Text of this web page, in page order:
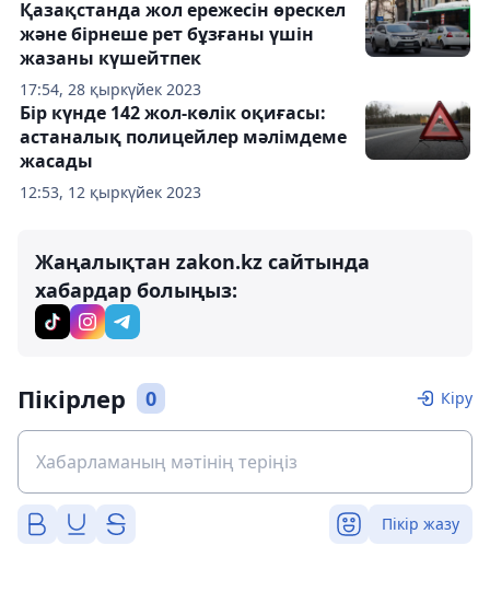
17:54, 28 қыркүйек 2023
Қазақстанда жол ережесін өрескел
және бірнеше рет бұзғаны үшін
жазаны күшейтпек
12:53, 12 қыркүйек 2023
Бір күнде 142 жол-көлік оқиғасы:
астаналық полицейлер мәлімдеме
жасады
Жаңалықтан zakon.kz сайтында
хабардар болыңыз:
Пікірлер 0 Кіру
Пікір жазу